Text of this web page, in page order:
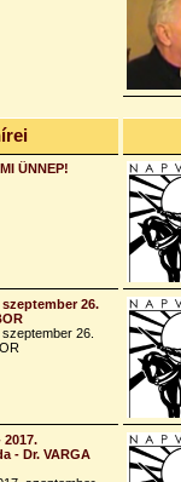
ÜNNEP!
szeptember 26.
26.
2017.
- Dr. VARGA